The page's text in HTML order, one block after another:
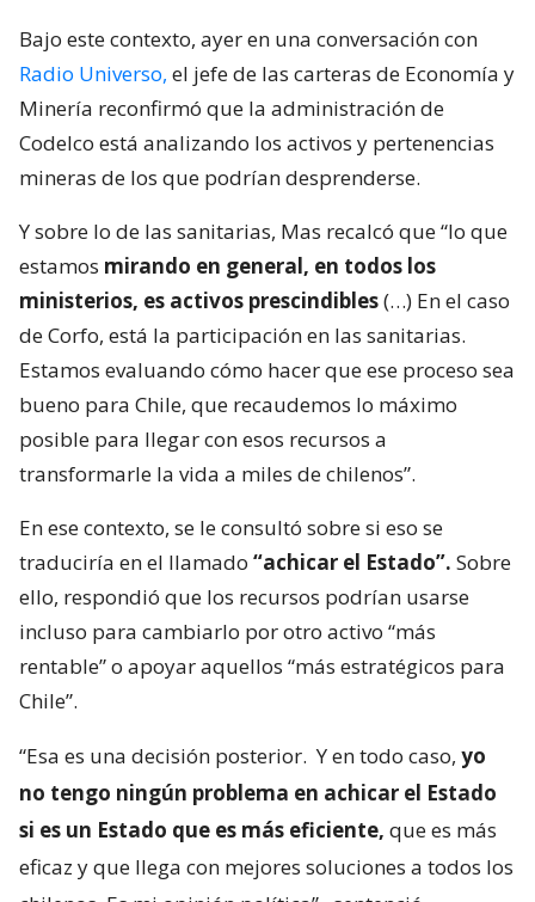
Bajo este contexto, ayer en una conversación con
Radio Universo, el jefe de las carteras de Economía y
Minería reconfirmó que la administración de
Codelco está analizando los activos y pertenencias
mineras de los que podrían desprenderse.
Y sobre lo de las sanitarias, Mas recalcó que “lo que
estamos mirando en general, en todos los
ministerios, es activos prescindibles(…) En el caso
de Corfo, está la participación en las sanitarias.
Estamos evaluando cómo hacer que ese proceso sea
bueno para Chile, que recaudemos lo máximo
posible para llegar con esos recursos a
transformarle la vida a miles de chilenos”.
En ese contexto, se le consultó sobre si eso se
traduciría en el llamado “achicar el Estado”. Sobre
ello, respondió que los recursos podrían usarse
incluso para cambiarlo por otro activo “más
rentable” o apoyar aquellos “más estratégicos para
Chile”.
“Esa es una decisión posterior. Y en todo caso, yo
no tengo ningún problema en achicar el Estado
si es un Estado que es más eficiente, que es más
eficaz y que llega con mejores soluciones a todos los